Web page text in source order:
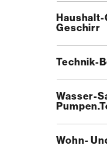
Geschirr
Technik-
Wasser-
Wohn-